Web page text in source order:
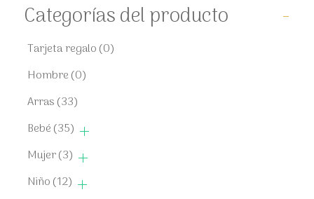
Categorías del producto -
Tarjeta regalo(0)
Hombre(0)
Arras(33)
Bebé(35)
Mujer(3)
Niño(12)